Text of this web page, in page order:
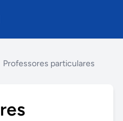
Professores particulares